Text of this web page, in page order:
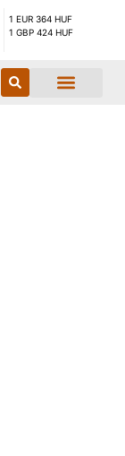
1 EUR 364 HUF
1 GBP 424 HUF